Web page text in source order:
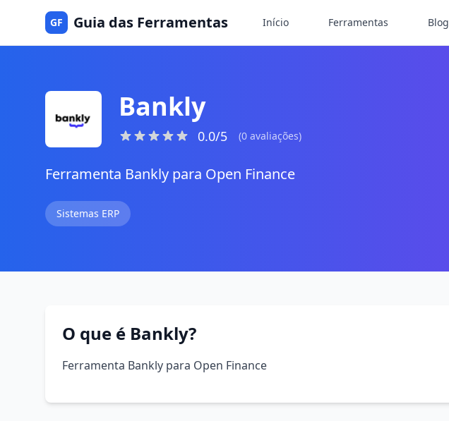
GF Guia das Ferramentas Início Ferramentas Blog
Bankly
0.0/5 (0 avaliações)
Ferramenta Bankly para Open Finance
Sistemas ERP
O que é Bankly?
Ferramenta Bankly para Open Finance